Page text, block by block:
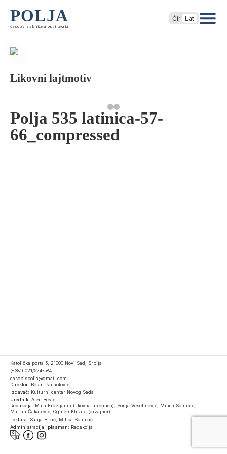
POLJA
časopis za književnost i teoriju
Ćir Lat
Likovni lajtmotiv
Polja 535 latinica-57-
66_compressed
Katolička porta 5, 21000 Novi Sad, Srbija
(+381) 021/524-584
casopispolja@gmail.com
Direktor: Bojan Panaotović
Izdavač: Kulturni centar Novog Sada
Urednik: Alen Bešić
Redakcija: Maja Erdeljanin (likovna urednica), Sonja Veselinović, Milica Sofinkić,
Marjan Čakarević, Ognjen Klisara (dizajner)
Lektura: Sanja Brkić, Milica Sofinkić
Administracija i plasman: Redakcija